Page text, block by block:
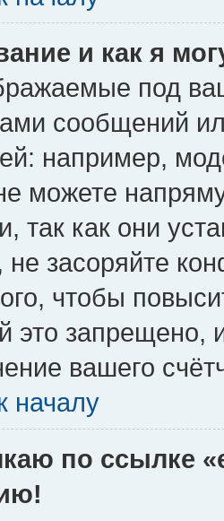
и как я
под
сообщений
например,
можете
так как они
не засоряйте
чтобы
это запрещено,
вашего
началу
по ссылке